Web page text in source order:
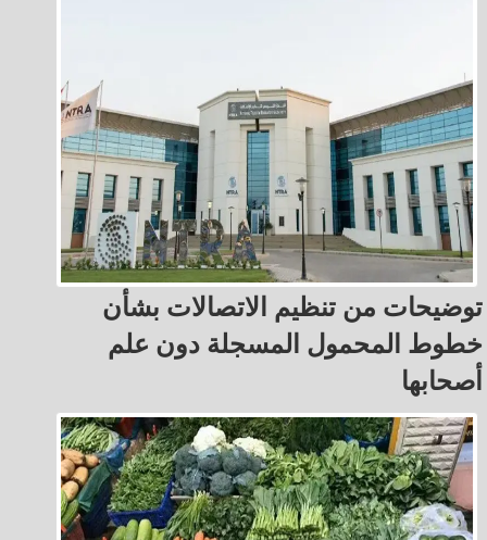
توضيحات من تنظيم الاتصالات بشأن
خطوط المحمول المسجلة دون علم
أصحابها